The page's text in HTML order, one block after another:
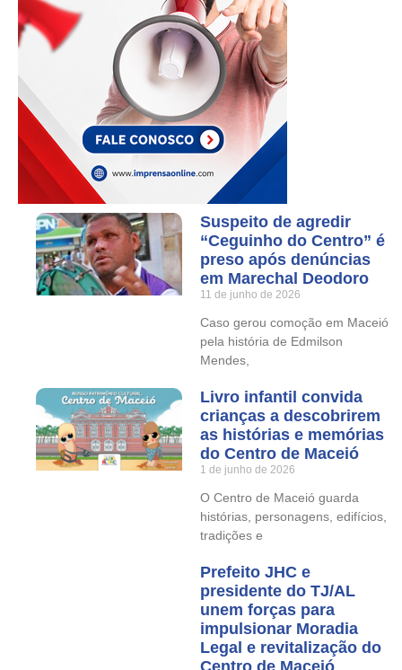
Suspeito de agredir
“Ceguinho do Centro” é
preso após denúncias
em Marechal Deodoro
11 de junho de 2026
Caso gerou comoção em Maceió
pela história de Edmilson
Mendes,
Livro infantil convida
crianças a descobrirem
as histórias e memórias
do Centro de Maceió
1 de junho de 2026
O Centro de Maceió guarda
histórias, personagens, edifícios,
tradições e
Prefeito JHC e
presidente do TJ/AL
unem forças para
impulsionar Moradia
Legal e revitalização do